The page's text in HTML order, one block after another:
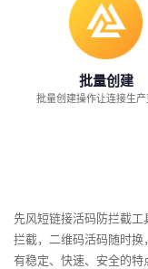
具
批量创建
批量创建操作让连接生
先风短链接活码防拦截
拦截，二维码活码随时
有稳定、快速、安全的